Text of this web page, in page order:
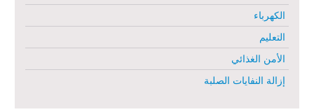
تقديم خدمات الرعاية الصحية الأولية في محافظة دير الزور - المرحلة
الخامسة
مبادرة متعددة القطاعات لإعادة التأهيل في مدينة جسر الشغور – المرحلة
الثانية
الكهرباء
التعليم
الأمن الغذائي
إزالة النفايات الصلبة